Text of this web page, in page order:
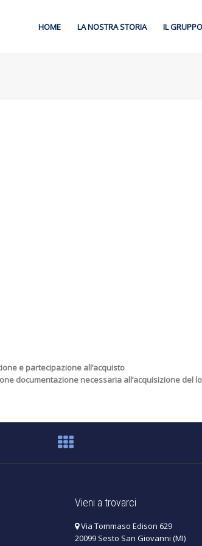
HOME LA NOSTRA STORIA IL
e partecipazione all’acquisto
documentazione necessaria all’acquisizione del
Vieni a trovarci
Via Tommaso Edison 629
20099 Sesto San Giovanni (MI)